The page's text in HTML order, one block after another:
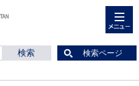
検索ページ